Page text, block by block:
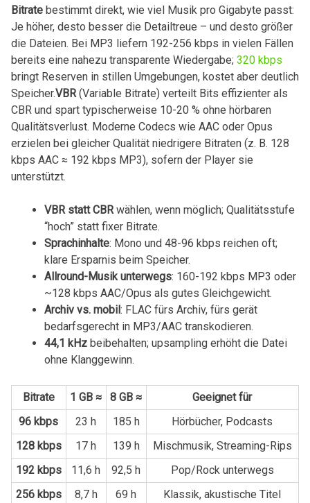
Bitratebestimmt direkt,​ wie viel Musik pro Gigabyte passt:
Je höher, desto besser die Detailtreue – und‌ desto größer
die Dateien. Bei MP3 liefern 192-256 kbps in vielen Fällen
bereits eine nahezu transparente Wiedergabe; ‍ 320 kbps
bringt Reserven in stillen Umgebungen, kostet aber deutlich
Speicher.VBR‌(Variable Bitrate) verteilt​ Bits effizienter als
CBR und spart typischerweise 10-20 % ohne hörbaren
Qualitätsverlust. Moderne Codecs wie AAC oder Opus
erzielen bei gleicher Qualität niedrigere ⁤Bitraten (z. B. 128
kbps AAC ≈ 192 kbps MP3), sofern der Player sie
unterstützt.
VBR statt CBRwählen, wenn möglich; Qualitätsstufe
“hoch” statt fixer Bitrate.
Sprachinhalte: Mono ‍und 48-96 kbps ⁢reichen oft;
klare Ersparnis beim Speicher.
Allround-Musik unterwegs: 160-192 ⁣kbps MP3 oder
⁢~128 kbps AAC/Opus als gutes Gleichgewicht.
Archiv vs. mobil: FLAC​ fürs⁢ Archiv, fürs gerät
bedarfsgerecht in MP3/AAC transkodieren.
44,1 kHzbeibehalten; upsampling erhöht die Datei
ohne Klanggewinn.
Bitrate 1 GB ≈ 8 GB ≈
Geeignet für
96 kbps
23 h 185 h
Hörbücher, Podcasts
128 kbps
17 h 139 h
Mischmusik, Streaming-Rips
192 kbps
11,6 h 92,5 h
Pop/Rock unterwegs
256 kbps
8,7 h 69 h
Klassik, akustische Titel